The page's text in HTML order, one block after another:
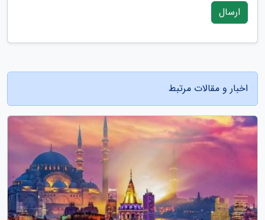
ارسال
اخبار و مقالات مرتبط